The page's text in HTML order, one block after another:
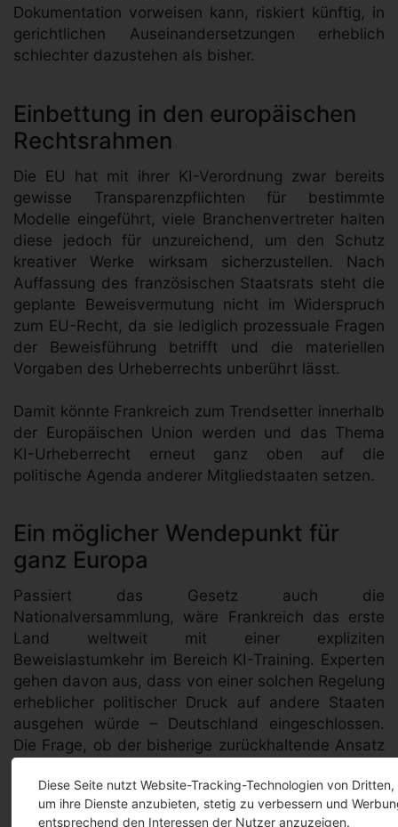
Dokumentation vorweisen kann, riskiert künftig, in
gerichtlichen Auseinandersetzungen erheblich
schlechter dazustehen als bisher.
Einbettung in den europäischen
Rechtsrahmen
Die EU hat mit ihrer KI-Verordnung zwar bereits
gewisse Transparenzpflichten für bestimmte
Modelle eingeführt, viele Branchenvertreter halten
diese jedoch für unzureichend, um den Schutz
kreativer Werke wirksam sicherzustellen. Nach
Auffassung des französischen Staatsrats steht die
geplante Beweisvermutung nicht im Widerspruch
zum EU-Recht, da sie lediglich prozessuale Fragen
der Beweisführung betrifft und die materiellen
Vorgaben des Urheberrechts unberührt lässt.
Damit könnte Frankreich zum Trendsetter innerhalb
der Europäischen Union werden und das Thema
KI-Urheberrecht erneut ganz oben auf die
politische Agenda anderer Mitgliedstaaten setzen.
Ein möglicher Wendepunkt für
ganz Europa
Passiert das Gesetz auch die
Nationalversammlung, wäre Frankreich das erste
Land weltweit mit einer expliziten
Beweislastumkehr im Bereich KI-Training. Experten
gehen davon aus, dass von einer solchen Regelung
erheblicher politischer Druck auf andere Staaten
ausgehen würde – Deutschland eingeschlossen.
Die Frage, ob der bisherige zurückhaltende Ansatz
Deutschland noch zeitgemäß ist, dürfte dann kaum
noch zu vermeiden sein.
Diese Seite nutzt Website-Tracking-Technologien von Dritten,
um ihre Dienste anzubieten, stetig zu verbessern und
entsprechend den Interessen der Nutzer anzuzeigen.